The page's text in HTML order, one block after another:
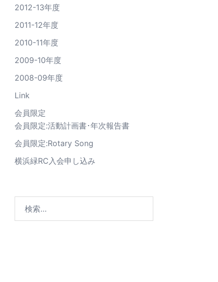
2012-13年度
2011-12年度
2010-11年度
2009-10年度
2008-09年度
Link
会員限定
会員限定:活動計画書･年次報告書
会員限定:Rotary Song
横浜緑RC入会申し込み